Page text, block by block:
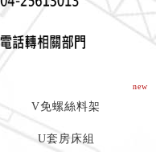
new
V免螺絲料架
U套房床組